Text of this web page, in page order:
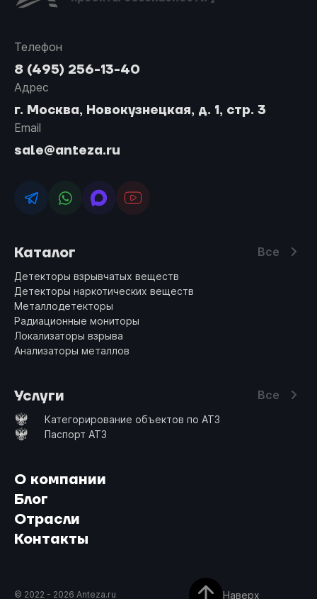
Телефон
8 (495) 256-13-40
Адрес
г. Москва, Новокузнецкая, д. 1, стр. 3
Email
sale@anteza.ru
О компании
Блог
Отрасли
Контакты
Каталог Все
Детекторы взрывчатых веществ
Детекторы наркотических веществ
Металлодетекторы
Радиационные мониторы
Локализаторы взрыва
Анализаторы металлов
Услуги Все
Категорирование объектов по АТЗ
Паспорт АТЗ
© 2022 - 2026 Anteza.ru Наверх